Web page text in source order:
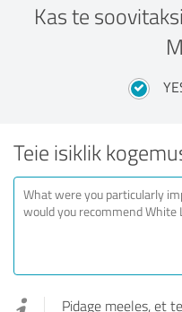
Kas te
Teie isiklik
Pidage meeles, et